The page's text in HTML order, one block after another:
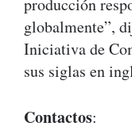
producción
globalmente”,
Iniciativa de
sus siglas en
Contactos: